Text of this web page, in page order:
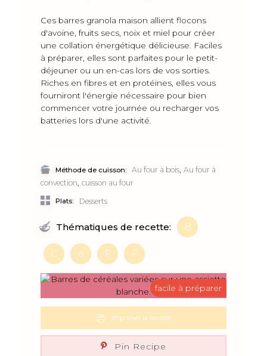
Ces barres granola maison allient flocons
d'avoine, fruits secs, noix et miel pour créer
une collation énergétique délicieuse. Faciles
à préparer, elles sont parfaites pour le petit-
déjeuner ou un en-cas lors de vos sorties.
Riches en fibres et en protéines, elles vous
fourniront l'énergie nécessaire pour bien
commencer votre journée ou recharger vos
batteries lors d'une activité.
Méthode de cuisson: Au four à bois ,Au four à
convection ,cuisson au four
Plats: Desserts
Thématiques de recette: B
C é F F
Imprimer la recette
Pin Recipe
facile à préparer